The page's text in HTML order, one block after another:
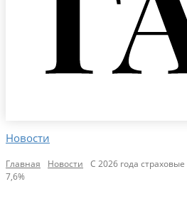
Новости
Главная Новости
С 2026 года
7,6%